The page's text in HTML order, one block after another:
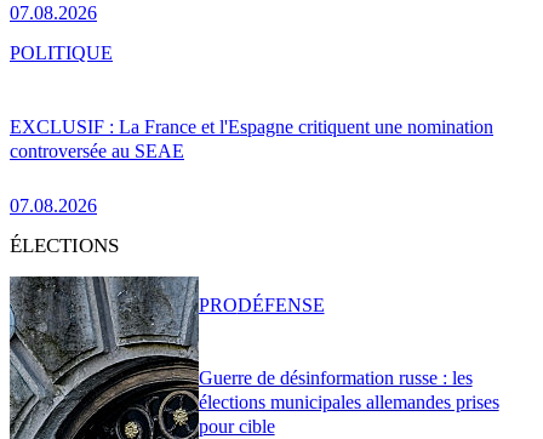
07.08.2026
EXCLUSIF : La France et l'Espagne critiquent une nomination
controversée au SEAE
07.08.2026
POLITIQUE
ÉLECTIONS
Guerre de désinformation russe : les
élections municipales allemandes prises
pour cible
PRODÉFENSE